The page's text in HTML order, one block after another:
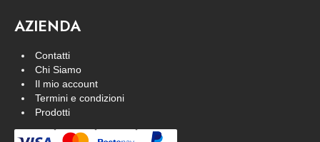
AZIENDA
Contatti
Chi Siamo
Il mio account
Termini e condizioni
Prodotti